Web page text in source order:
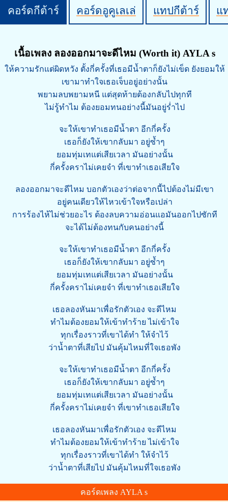
คอร์ดกีต้าร์ คอร์ดอูคูเลเล่ แทปกีต้าร์ แ
เนื้อเพลง ลองออกมาจะดีไหม (Worth it) AYLA s
ให้ความรักแต่ผิดหวัง ตั้งกี่ครั้งที่เธอมีนํ้าตาก็ยังไม่เข็ด ยังยอมให้
เขามาทําใจเธอเจ็บอยู่อย่างนั้น
พยามลบพยามหนี แต่สุดท้ายต้องกลับไปทุกที
ไม่รู้ทําไม ต้องยอมทนอย่างนี้มันอยู่รํ่าไป
จะให้เขาทําเธอมีนํ้าตา อีกกี่ครั้ง
เธอก็ยังให้เขากลับมา อยู่ซํ้าๆ
ยอมทุ่มเทแต่เสียเวลา มันอย่างนั้น
กี่ครั้งคราไม่เคยจํา ที่เขาทําเธอเสียใจ
ลองออกมาจะดีไหม บอกตัวเองว่าต่อจากนี้ไปต้องไม่มีเขา
อยู่คนเดียวให้ไหวเข้าใจหรือเปล่า
การร้องไห้ไม่ช่วยอะไร ต้องลบความอ่อนแอมันออกไปซักที
จะได้ไม่ต้องทนกับคนอย่างนี้
จะให้เขาทําเธอมีนํ้าตา อีกกี่ครั้ง
เธอก็ยังให้เขากลับมา อยู่ซํ้าๆ
ยอมทุ่มเทแต่เสียเวลา มันอย่างนั้น
กี่ครั้งคราไม่เคยจํา ที่เขาทําเธอเสียใจ
เธอลองหันมาเพื่อรักตัวเอง จะดีไหม
ทําไมต้องยอมให้เข้าทําร้าย ไม่เข้าใจ
ทุกเรื่องราวที่เขาได้ทํา ให้จําไว้
ว่านํ้าตาที่เสียไป มันคุ้มไหมที่ใจเธอพัง
จะให้เขาทําเธอมีนํ้าตา อีกกี่ครั้ง
เธอก็ยังให้เขากลับมา อยู่ซํ้าๆ
ยอมทุ่มเทแต่เสียเวลา มันอย่างนั้น
กี่ครั้งคราไม่เคยจํา ที่เขาทําเธอเสียใจ
เธอลองหันมาเพื่อรักตัวเอง จะดีไหม
ทําไมต้องยอมให้เข้าทําร้าย ไม่เข้าใจ
ทุกเรื่องราวที่เขาได้ทํา ให้จําไว้
ว่านํ้าตาที่เสียไป มันคุ้มไหมที่ใจเธอพัง
คอร์ดเพลง AYLA s